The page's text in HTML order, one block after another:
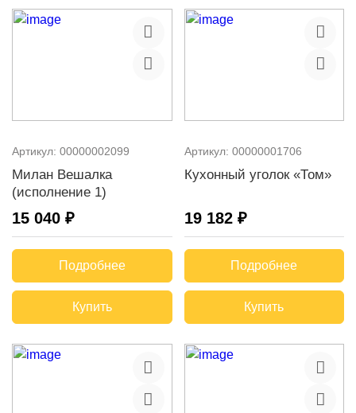
Артикул: 00000002099
Милан Вешалка
(исполнение 1)
15 040 ₽
Подробнее
Купить
Артикул: 00000001706
Кухонный уголок «Том»
19 182 ₽
Подробнее
Купить